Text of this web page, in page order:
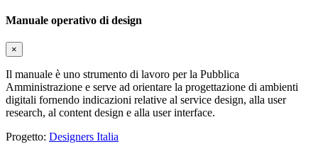
Manuale operativo di design
×
Il manuale è uno strumento di lavoro per la Pubblica
Amministrazione e serve ad orientare la progettazione di ambienti
digitali fornendo indicazioni relative al service design, alla user
research, al content design e alla user interface.
Progetto: Designers Italia